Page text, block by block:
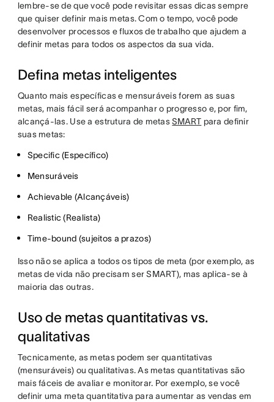
lembre-se de que você pode revisitar essas dicas sempre
que quiser definir mais metas. Com o tempo, você pode
desenvolver processos e fluxos de trabalho que ajudem a
definir metas para todos os aspectos da sua vida.
Defina metas inteligentes
Quanto mais específicas e mensuráveis forem as suas
metas, mais fácil será acompanhar o progresso e, por fim,
alcançá-las. Use a estrutura de metasSMART para definir
suas metas:
Specific (Específico)
Mensuráveis
Achievable (Alcançáveis)
Realistic (Realista)
Time-bound (sujeitos a prazos)
Isso não se aplica a todos os tipos de meta (por exemplo, as
metas de vida não precisam ser SMART), mas aplica-se à
maioria das outras.
Uso de metas quantitativas vs.
qualitativas
Tecnicamente, as metas podem ser quantitativas
(mensuráveis) ou qualitativas. As metas quantitativas são
mais fáceis de avaliar e monitorar. Por exemplo, se você
definir uma meta quantitativa para aumentar as vendas em